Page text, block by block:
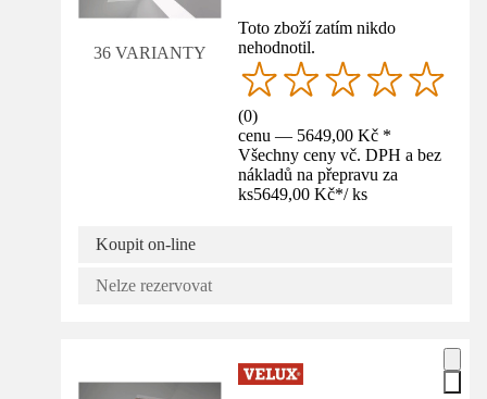
36 VARIANTY
Toto zboží zatím nikdo
nehodnotil.
(0)
cenu — 5649,00 Kč *
Všechny ceny vč. DPH a bez
nákladů na přepravu za
ks5649,00 Kč*/ ks
Koupit on-line
Nelze rezervovat